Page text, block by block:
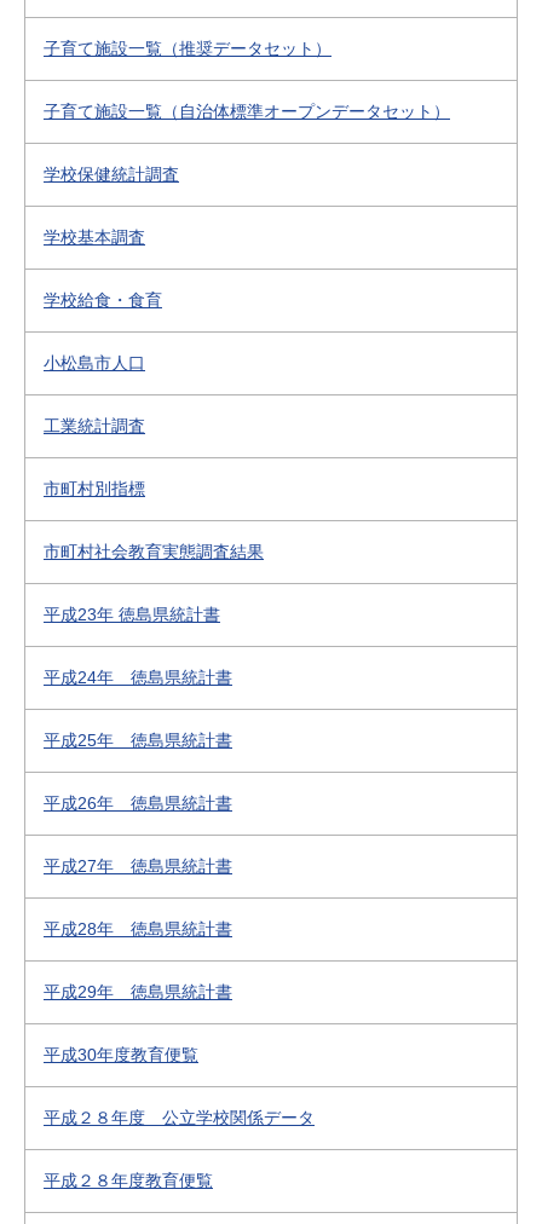
子育て施設一覧（推奨データセット）
子育て施設一覧（自治体標準オープンデータセット）
学校保健統計調査
学校基本調査
学校給食・食育
小松島市人口
工業統計調査
市町村別指標
市町村社会教育実態調査結果
平成23年 徳島県統計書
平成24年 徳島県統計書
平成25年 徳島県統計書
平成26年 徳島県統計書
平成27年 徳島県統計書
平成28年 徳島県統計書
平成29年 徳島県統計書
平成30年度教育便覧
平成２８年度 公立学校関係データ
平成２８年度教育便覧